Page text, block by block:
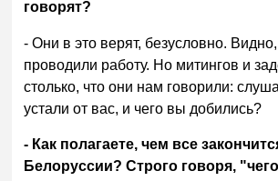
говорят?
- Они в это верят, безусловно.
проводили работу. Но митингов и
столько, что они нам говорили:
устали от вас, и чего вы добились?
- Как полагаете, чем все
Белоруссии? Строго говоря,